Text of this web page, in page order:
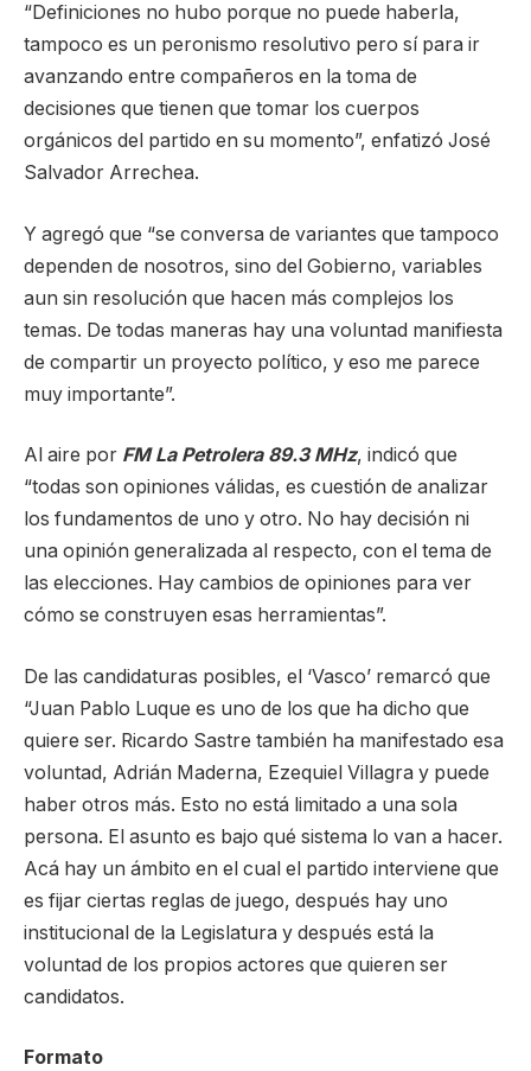
“Definiciones no hubo porque no puede haberla,
tampoco es un peronismo resolutivo pero sí para ir
avanzando entre compañeros en la toma de
decisiones que tienen que tomar los cuerpos
orgánicos del partido en su momento”, enfatizó José
Salvador Arrechea.
Y agregó que “se conversa de variantes que tampoco
dependen de nosotros, sino del Gobierno, variables
aun sin resolución que hacen más complejos los
temas. De todas maneras hay una voluntad manifiesta
de compartir un proyecto político, y eso me parece
muy importante”.
Al aire por FM La Petrolera 89.3 MHz, indicó que
“todas son opiniones válidas, es cuestión de analizar
los fundamentos de uno y otro. No hay decisión ni
una opinión generalizada al respecto, con el tema de
las elecciones. Hay cambios de opiniones para ver
cómo se construyen esas herramientas”.
De las candidaturas posibles, el ‘Vasco’ remarcó que
“Juan Pablo Luque es uno de los que ha dicho que
quiere ser. Ricardo Sastre también ha manifestado esa
voluntad, Adrián Maderna, Ezequiel Villagra y puede
haber otros más. Esto no está limitado a una sola
persona. El asunto es bajo qué sistema lo van a hacer.
Acá hay un ámbito en el cual el partido interviene que
es fijar ciertas reglas de juego, después hay uno
institucional de la Legislatura y después está la
voluntad de los propios actores que quieren ser
candidatos.
Formato